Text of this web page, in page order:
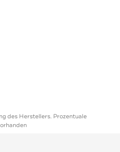
des Herstellers. Prozentuale